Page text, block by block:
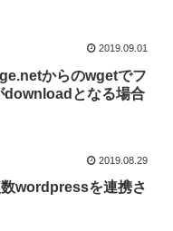
2019.09.01
からのwgetでフ
downloadとなる場合
2019.08.29
数wordpressを連携さ